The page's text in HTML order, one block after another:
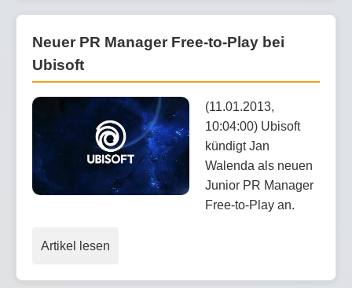
Neuer PR Manager Free-to-Play bei
Ubisoft
(11.01.2013,
10:04:00) Ubisoft
kündigt Jan
Walenda als neuen
Junior PR Manager
Free-to-Play an.
Artikel lesen